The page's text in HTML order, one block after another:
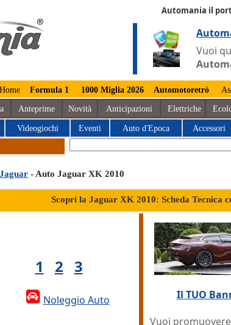
Automania il
Vuoi
Home Formula 1 1000 Miglia 2026 Automotoretrò
Anteprime Novità Anticipazioni Elettriche
Videogiochi Eventi Auto d'Epoca Accessori
Jaguar - Auto Jaguar XK 2010
Scopri la Jaguar XK 2010: Scheda Tecnica
1 2 3
Noleggio Auto
Il TUO
Vuoi